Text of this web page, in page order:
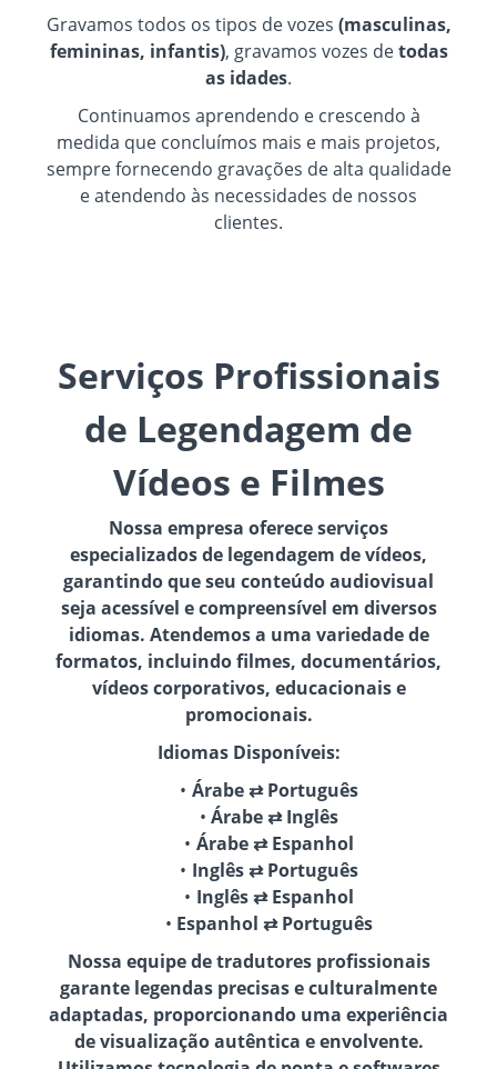
Gravamos todos os tipos de vozes (masculinas,
femininas, infantis), gravamos vozes detodas
as idades.
Continuamos aprendendo e crescendo à
medida que concluímos mais e mais projetos,
sempre fornecendo gravações de alta qualidade
e atendendo às necessidades de nossos
clientes.
Serviços Profissionais
de Legendagem de
Vídeos e Filmes
Nossa empresa oferece serviços
especializados de legendagem de vídeos,
garantindo que seu conteúdo audiovisual
seja acessível e compreensível em diversos
idiomas. Atendemos a uma variedade de
formatos, incluindo filmes, documentários,
vídeos corporativos, educacionais e
promocionais.
Idiomas Disponíveis:
Árabe ⇄ Português
Árabe ⇄ Inglês
Árabe ⇄ Espanhol
Inglês ⇄ Português
Inglês ⇄ Espanhol
Espanhol ⇄ Português
Nossa equipe de tradutores profissionais
garante legendas precisas e culturalmente
adaptadas, proporcionando uma experiência
de visualização autêntica e envolvente.